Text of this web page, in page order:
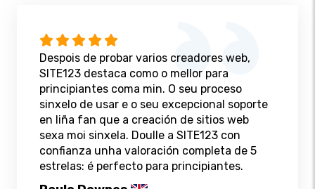
Despois de probar varios creadores web,
SITE123 destaca como o mellor para
principiantes coma min. O seu proceso
sinxelo de usar e o seu excepcional soporte
en liña fan que a creación de sitios web
sexa moi sinxela. Doulle a SITE123 con
confianza unha valoración completa de 5
estrelas: é perfecto para principiantes.